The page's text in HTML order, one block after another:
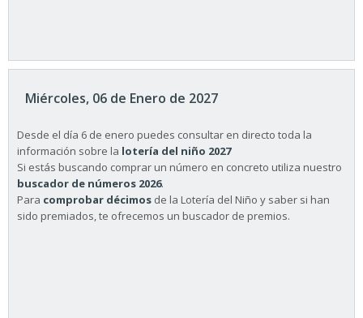
Miércoles, 06 de Enero de 2027
Desde el día 6 de enero puedes consultar en directo toda la
información sobre la lotería del niño 2027
Si estás buscando comprar un número en concreto utiliza nuestro
buscador de números 2026.
Para comprobar décimos de la Lotería del Niño y saber si han
sido premiados, te ofrecemos un buscador de premios.